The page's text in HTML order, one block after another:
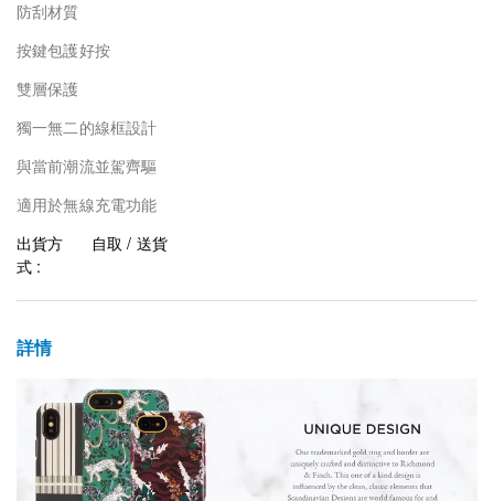
防刮材質
按鍵包護好按
雙層保護
獨一無二的線框設計
與當前潮流並駕齊驅
適用於無線充電功能
出貨方
式 :
自取 / 送貨
詳情